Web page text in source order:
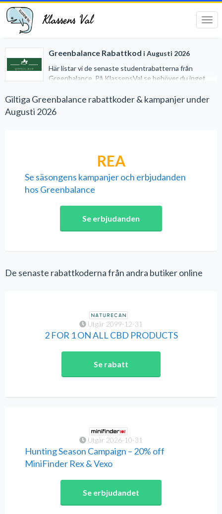
Klassens Val
Greenbalance Rabattkod i Augusti 2026
Här listar vi de senaste studentrabatterna från
Greenbalance. På KlassensVal.se behöver du inget
handlar på nätet. Vi har gjort det lätt för dig genom att
samla alla studentrabatter på ett och samma ställe.
Giltiga Greenbalance rabattkoder & kampanjer under
Augusti 2026
REA
Se säsongens kampanjer och erbjudanden
hos Greenbalance
Se erbjudanden
De senaste rabattkoderna från andra butiker online
Utgår 2099-12-31
2 FOR 1 ON ALL CBD PRODUCTS
Se rabatt
Utgår 2026-10-31
Hunting Season Campaign – 20% off
MiniFinder Rex & Vexo
Se erbjudandet